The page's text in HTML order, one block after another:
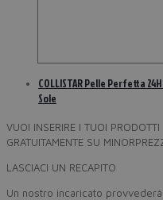
COLLISTAR Pelle Perfetta
Sole
VUOI INSERIRE I TUOI PRODOTTI
GRATUITAMENTE SU
LASCIACI UN RECAPITO
Un nostro incaricato